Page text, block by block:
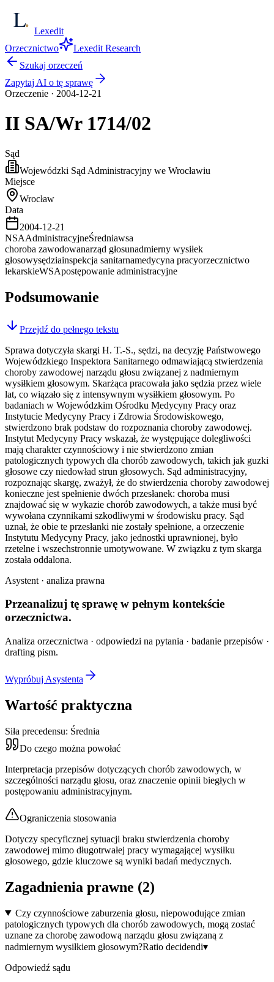
Lexedit
Orzecznictwo
Lexedit Research
Szukaj orzeczeń
Zapytaj AI o tę sprawę
Orzeczenie · 2004-12-21
II SA/Wr 1714/02
Sąd
Wojewódzki Sąd Administracyjny we Wrocławiu
Miejsce
Wrocław
Data
2004-12-21
NSAAdministracyjneŚredniawsa
choroba zawodowanarząd głosunadmierny wysiłek
głosowysędziainspekcja sanitarnamedycyna pracyorzecznictwo
lekarskieWSApostępowanie administracyjne
Podsumowanie
Przejdź do pełnego tekstu
Sprawa dotyczyła skargi H. T.-S., sędzi, na decyzję Państwowego
Wojewódzkiego Inspektora Sanitarnego odmawiającą stwierdzenia
choroby zawodowej narządu głosu związanej z nadmiernym
wysiłkiem głosowym. Skarżąca pracowała jako sędzia przez wiele
lat, co wiązało się z intensywnym wysiłkiem głosowym. Po
badaniach w Wojewódzkim Ośrodku Medycyny Pracy oraz
Instytucie Medycyny Pracy i Zdrowia Środowiskowego,
stwierdzono brak podstaw do rozpoznania choroby zawodowej.
Instytut Medycyny Pracy wskazał, że występujące dolegliwości
mają charakter czynnościowy i nie stwierdzono zmian
patologicznych typowych dla chorób zawodowych, takich jak guzki
głosowe czy niedowład strun głosowych. Sąd administracyjny,
rozpoznając skargę, zważył, że do stwierdzenia choroby zawodowej
konieczne jest spełnienie dwóch przesłanek: choroba musi
znajdować się w wykazie chorób zawodowych, a także musi być
wywołana czynnikami szkodliwymi w środowisku pracy. Sąd
uznał, że obie te przesłanki nie zostały spełnione, a orzeczenie
Instytutu Medycyny Pracy, jako jednostki uprawnionej, było
rzetelne i wszechstronnie umotywowane. W związku z tym skarga
została oddalona.
Asystent · analiza prawna
Przeanalizuj tę sprawę w pełnym kontekście
orzecznictwa.
Analiza orzecznictwa · odpowiedzi na pytania · badanie przepisów ·
drafting pism.
Wypróbuj Asystenta
Wartość praktyczna
Siła precedensu: Średnia
Do czego można powołać
Interpretacja przepisów dotyczących chorób zawodowych, w
szczególności narządu głosu, oraz znaczenie opinii biegłych w
postępowaniu administracyjnym.
Ograniczenia stosowania
Dotyczy specyficznej sytuacji braku stwierdzenia choroby
zawodowej mimo długotrwałej pracy wymagającej wysiłku
głosowego, gdzie kluczowe są wyniki badań medycznych.
Zagadnienia prawne (2)
Czy czynnościowe zaburzenia głosu, niepowodujące zmian
patologicznych typowych dla chorób zawodowych, mogą zostać
uznane za chorobę zawodową narządu głosu związaną z
nadmiernym wysiłkiem głosowym?Ratio decidendi▾
Odpowiedź sądu